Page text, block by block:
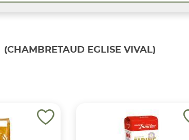
(CHAMBRETAUD EGLISE VIVAL)